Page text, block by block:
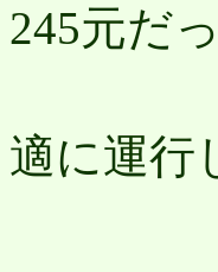
245元だっ
適に運行